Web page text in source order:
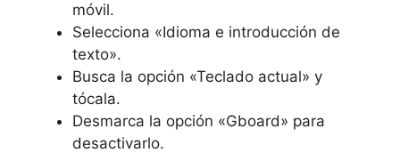
móvil.
Selecciona «Idioma e introducción de
‍texto».
Busca ⁤la opción «Teclado actual» y
tócala.
Desmarca la opción «Gboard» ⁢para
desactivarlo.